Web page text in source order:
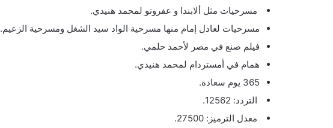
مسرحيات مثل ألابندا و عفروتو لمحمد هنيدي.
مسرحيات لعادل إمام منها مسرحية الواد سيد الشغل ومسرحية الزعيم.
فيلم صنع في مصر لأحمد حلمي.
همام في أمستردام لمحمد هنيدي.
365 يوم سعادة.
التردد: 12562.
معدل الترميز: 27500.